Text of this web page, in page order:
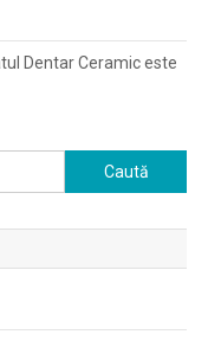
Dentar Ceramic este
Caută
după: